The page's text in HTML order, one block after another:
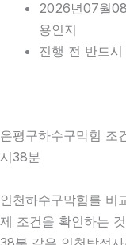
2026년07월
용인지
진행 전 반드
은평구하수구막힘
시38분
인천하수구막힘를 비
제 조건을 확인하는